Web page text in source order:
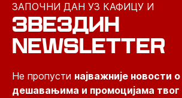
ЗАПОЧНИ ДАН УЗ КАФИЦУ И
ЗВЕЗДИН
NEWSLETTER
Не пропусти најважније новости
дешавањима и промоцијама